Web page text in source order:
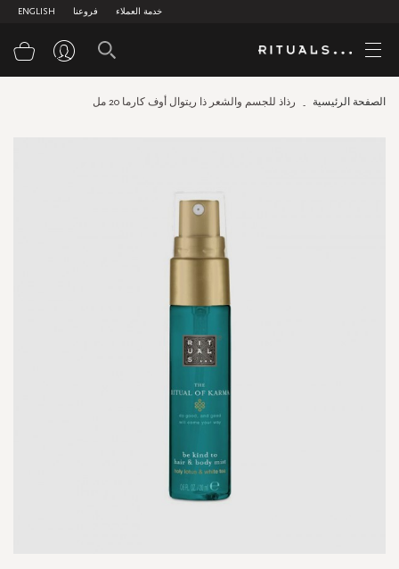
ENGLISH فروعنا خدمة العملاء
الصفحة الرئيسية رذاذ للجسم والشعر ذا ريتوال أوف كارما 20 مل